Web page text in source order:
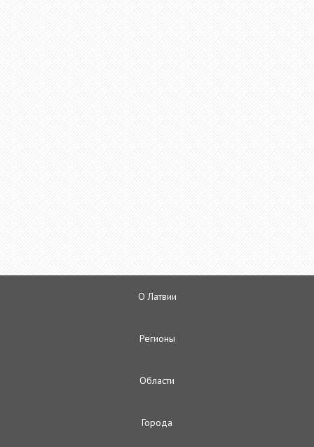
О Латвии
Регионы
Oбласти
Городa